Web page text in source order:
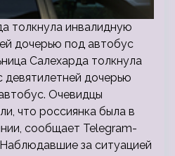
толкнула инвалидную
дочерью под автобус
Салехарда толкнула
девятилетней дочерью
Очевидцы
что россиянка была в
сообщает Telegram-
за ситуацией